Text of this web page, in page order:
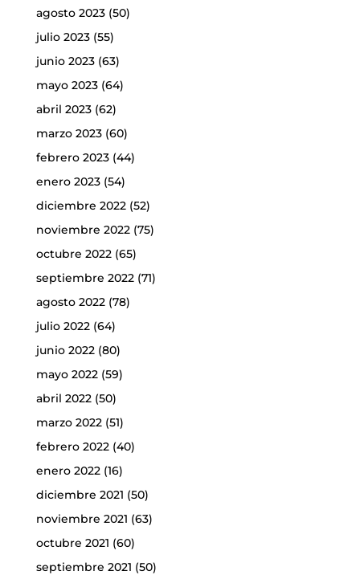
agosto 2023(50)
julio 2023(55)
junio 2023(63)
mayo 2023(64)
abril 2023(62)
marzo 2023(60)
febrero 2023(44)
enero 2023(54)
diciembre 2022(52)
noviembre 2022(75)
octubre 2022(65)
septiembre 2022(71)
agosto 2022(78)
julio 2022(64)
junio 2022(80)
mayo 2022(59)
abril 2022(50)
marzo 2022(51)
febrero 2022(40)
enero 2022(16)
diciembre 2021 (50)
noviembre 2021 (63)
octubre 2021 (60)
septiembre 2021 (50)